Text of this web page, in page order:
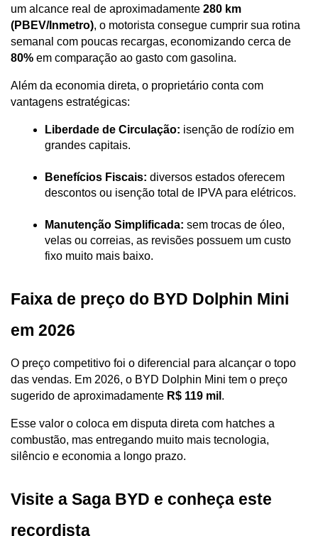
um alcance real de aproximadamente 280 km
(PBEV/Inmetro), o motorista consegue cumprir sua rotina
80% em comparação ao gasto com gasolina.
Além da economia direta, o proprietário conta com
vantagens estratégicas:
Liberdade de Circulação: isenção de rodízio em
grandes capitais.
Benefícios Fiscais: diversos estados oferecem
descontos ou isenção total de IPVA para elétricos.
Manutenção Simplificada: sem trocas de óleo,
velas ou correias, as revisões possuem um custo
fixo muito mais baixo.
Faixa de preço do BYD Dolphin Mini
em 2026
O preço competitivo foi o diferencial para alcançar o topo
das vendas. Em 2026, o BYD Dolphin Mini tem o preço
sugerido de aproximadamente R$ 119 mil .
Esse valor o coloca em disputa direta com hatches a
combustão, mas entregando muito mais tecnologia,
silêncio e economia a longo prazo.
Visite a Saga BYD e conheça este
recordista